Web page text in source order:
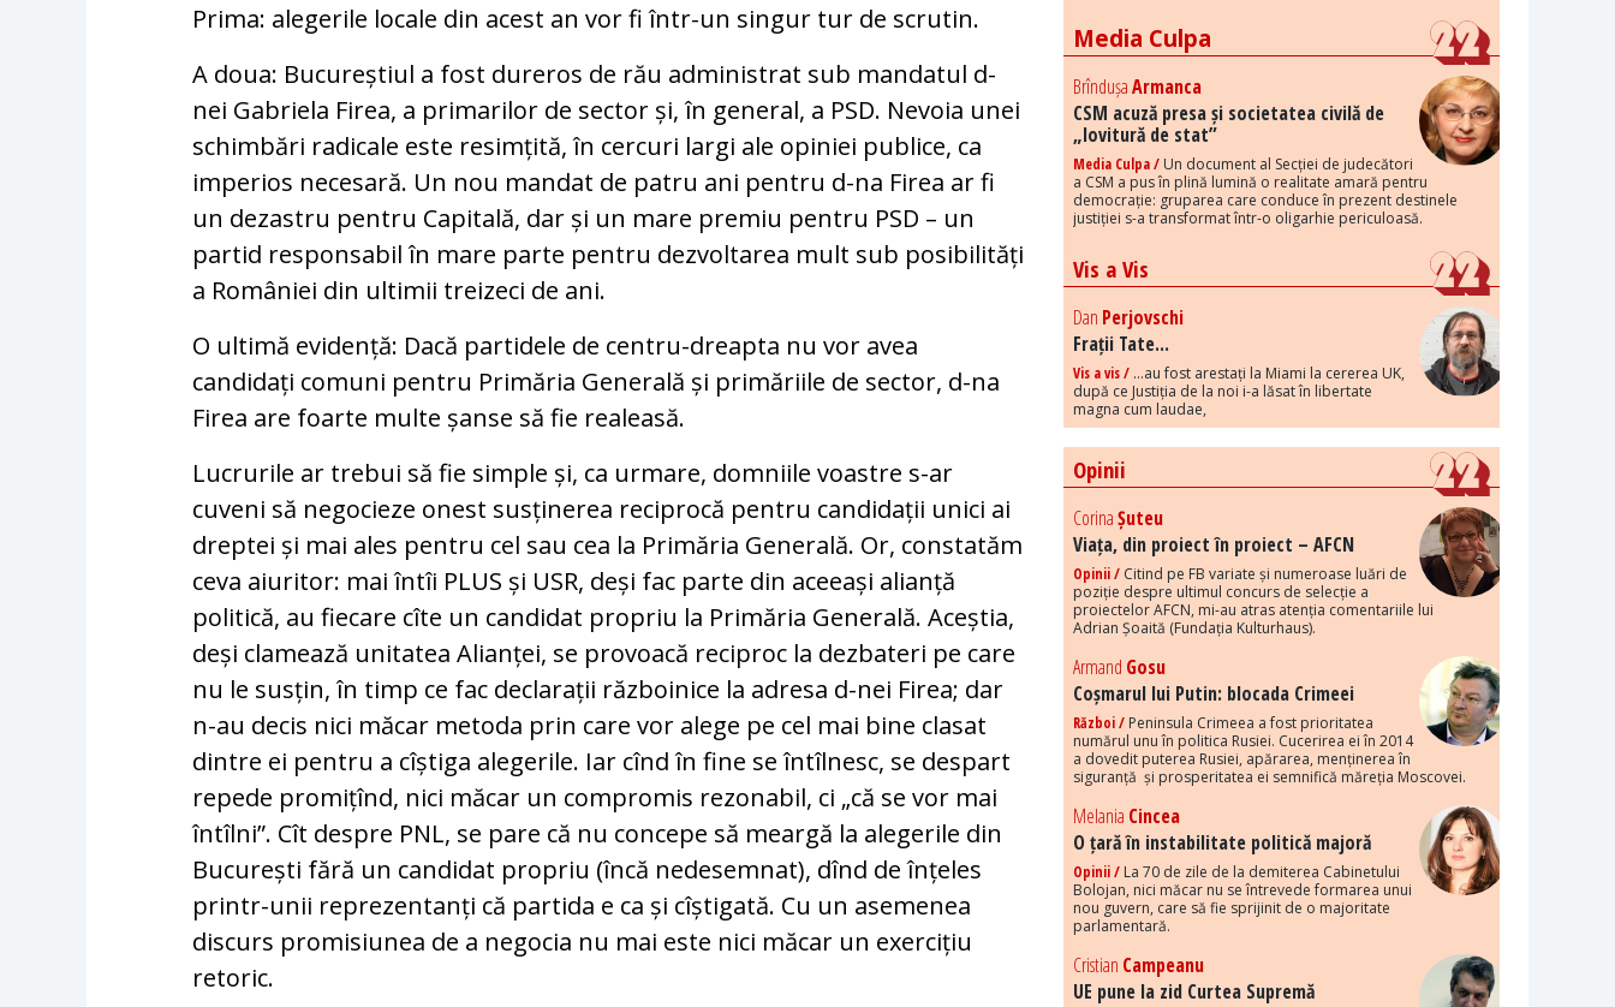
Prima: alegerile locale din acest an vor fi într-un singur tur de scrutin.
A doua: Bucureștiul a fost dureros de rău administrat sub mandatul d-
nei Gabriela Firea, a primarilor de sector și, în general, a PSD. Nevoia unei
schimbări radicale este resimțită, în cercuri largi ale opiniei publice, ca
imperios necesară. Un nou mandat de patru ani pentru d-na Firea ar fi
un dezastru pentru Capitală, dar și un mare premiu pentru PSD – un
partid responsabil în mare parte pentru dezvoltarea mult sub posibilități
a României din ultimii treizeci de ani.
O ultimă evidență: Dacă partidele de centru-dreapta nu vor avea
candidați comuni pentru Primăria Generală și primăriile de sector, d-na
Firea are foarte multe șanse să fie realeasă.
Lucrurile ar trebui să fie simple și, ca urmare, domniile voastre s-ar
cuveni să negocieze onest susținerea reciprocă pentru candidații unici ai
dreptei și mai ales pentru cel sau cea la Primăria Generală. Or, constatăm
ceva aiuritor: mai întîi PLUS și USR, deși fac parte din aceeași alianță
politică, au fiecare cîte un candidat propriu la Primăria Generală. Aceștia,
deși clamează unitatea Alianței, se provoacă reciproc la dezbateri pe care
nu le susțin, în timp ce fac declarații războinice la adresa d-nei Firea; dar
n-au decis nici măcar metoda prin care vor alege pe cel mai bine clasat
dintre ei pentru a cîștiga alegerile. Iar cînd în fine se întîlnesc, se despart
repede promițînd, nici măcar un compromis rezonabil, ci „că se vor mai
întîlni”. Cît despre PNL, se pare că nu concepe să meargă la alegerile din
București fără un candidat propriu (încă nedesemnat), dînd de înțeles
printr-unii reprezentanți că partida e ca și cîștigată. Cu un asemenea
discurs promisiunea de a negocia nu mai este nici măcar un exercițiu
retoric.
Media Culpa
BrîndușaArmanca
CSM acuză presa și societatea civilă de
„lovitură de stat”
Media Culpa / Un document al Secției de judecători
a CSM a pus în plină lumină o realitate amară pentru
democrație: gruparea care conduce în prezent destinele
justiției s-a transformat într-o oligarhie periculoasă.
Vis a Vis
Dan Perjovschi
Frații Tate...
Vis a vis / ...au fost arestați la Miami la cererea UK,
după ce Justiția de la noi i-a lăsat în libertate
magna cum laudae,
Opinii
CorinaȘuteu
Viața, din proiect în proiect – AFCN
Opinii / Citind pe FB variate și numeroase luări de
poziție despre ultimul concurs de selecție a
proiectelor AFCN, mi-au atras atenția comentariile lui
Adrian Șoaită (Fundația Kulturhaus).
Armand Gosu
Coșmarul lui Putin: blocada Crimeei
Război / Peninsula Crimeea a fost prioritatea
numărul unu în politica Rusiei. Cucerirea ei în 2014
a dovedit puterea Rusiei, apărarea, menținerea în
siguranță și prosperitatea ei semnifică măreția Moscovei.
Melania Cincea
O țară în instabilitate politică majoră
Opinii / La 70 de zile de la demiterea Cabinetului
Bolojan, nici măcar nu se întrevede formarea unui
nou guvern, care să fie sprijinit de o majoritate
parlamentară.
Cristian Campeanu
UE pune la zid Curtea Supremă